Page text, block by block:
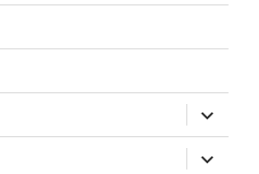
위
메
뉴
확
위